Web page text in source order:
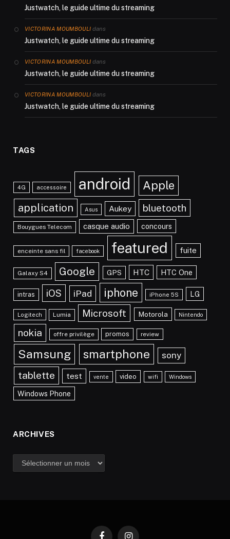
Justwatch, le guide ultime du streaming
VICTORINA MOUMBOULI dans
Justwatch, le guide ultime du streaming
VICTORINA MOUMBOULI dans
Justwatch, le guide ultime du streaming
VICTORINA MOUMBOULI dans
Justwatch, le guide ultime du streaming
TAGS
4G accessoire android Apple
application Asus Aukey bluetooth
Bouygues Telecom casque audio concours
enceinte sans fil facebook featured fuite
Galaxy S4 Google GPS HTC HTC One
intras iOS iPad iphone iPhone 5S LG
Logitech Lumia Microsoft Motorola Nintendo
nokia offre privilège promos review
Samsung smartphone sony
tablette test vente video wifi Windows
Windows Phone
ARCHIVES
Archives